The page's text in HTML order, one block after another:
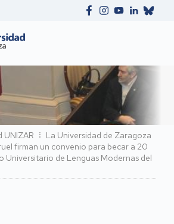
UNIZAR
La Universidad de Zaragoza
firman un convenio para becar a 20
Universitario de Lenguas Modernas del